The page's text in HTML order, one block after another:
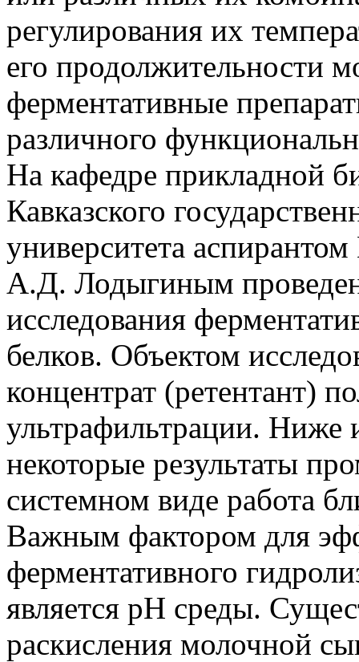
регулирования их
его продолжительности
ферментативные
различного
На кафедре прикладной
Кавказского
университета
А.Д. Лодыгиным
исследования
белков. Объектом
концентрат (ретентант)
ультрафильтрации. Ниже
некоторые результаты
системном виде работа
Важным фактором для
ферментативного
является pH среды.
раскисления молочной